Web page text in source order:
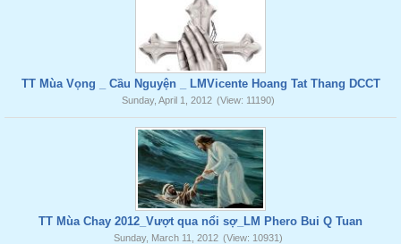
TT Mùa Vọng _ Cầu Nguyện _ LMVicente Hoang Tat Thang DCCT
Sunday, April 1, 2012 (View: 11190)
TT Mùa Chay 2012_Vượt qua nổi sợ_LM Phero Bui Q Tuan
Sunday, March 11, 2012 (View: 10931)